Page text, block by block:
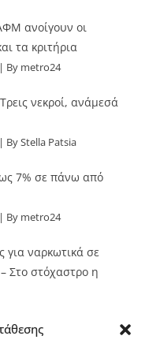
ανοίγουν οι
τα κριτήρια
By metro24
νεκροί, ανάμεσά
By Stella Patsia
7% σε πάνω από
By metro24
για ναρκωτικά σε
Στο στόχαστρο η